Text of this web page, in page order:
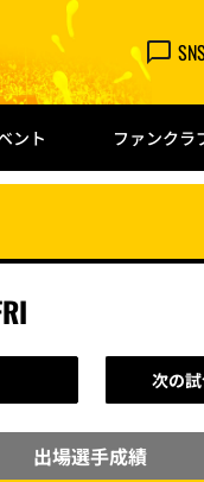
ント ファンクラ
次の
出場選手成績